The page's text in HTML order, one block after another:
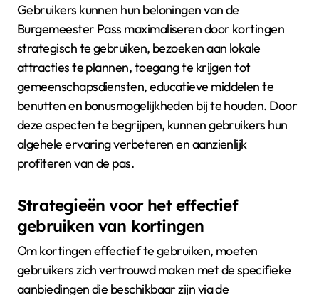
Gebruikers kunnen hun beloningen van de
Burgemeester Pass maximaliseren door kortingen
strategisch te gebruiken, bezoeken aan lokale
attracties te plannen, toegang te krijgen tot
gemeenschapsdiensten, educatieve middelen te
benutten en bonusmogelijkheden bij te houden. Door
deze aspecten te begrijpen, kunnen gebruikers hun
algehele ervaring verbeteren en aanzienlijk
profiteren van de pas.
Strategieën voor het effectief
gebruiken van kortingen
Om kortingen effectief te gebruiken, moeten
gebruikers zich vertrouwd maken met de specifieke
aanbiedingen die beschikbaar zijn via de